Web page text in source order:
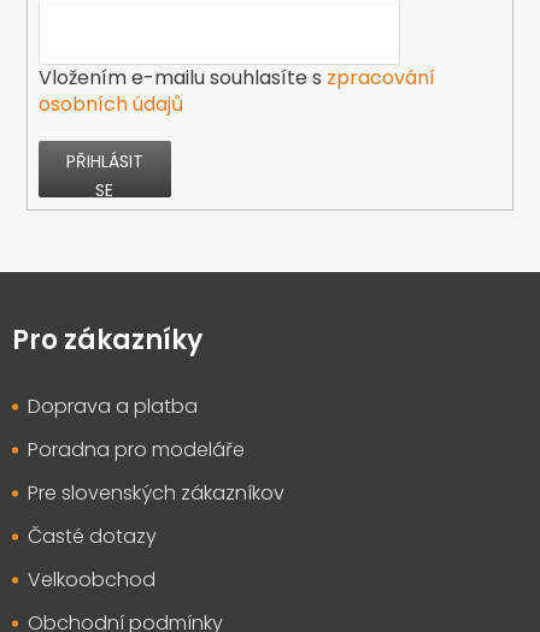
Vložením e-mailu souhlasíte s zpracování
osobních údajů
PŘIHLÁSIT
SE
pPro zákazníky
Doprava a platba
Poradna pro modeláře
Pre slovenských zákazníkov
Časté dotazy
Velkoobchod
Obchodní podmínky